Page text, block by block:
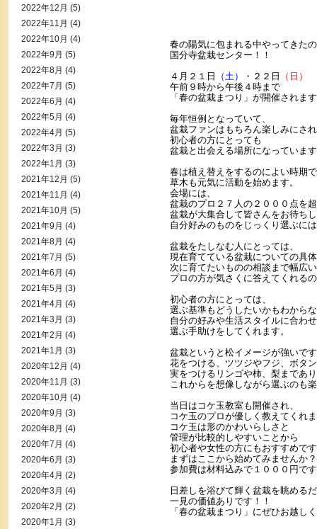
春の陽気に包まれる中やってきた
国分寺盆栽センター！！
４月２１日
（土） ・２２日
（日）
午前９時から午後４時まで
「春の盆栽まつり」が開催されま
毎年恒例となっていて、
盆栽ファンはもちろん楽しみにさ
初心者の方にとっても
盆栽と出会える場所になっていま
春は植え替えをするのによい時期
草木も元気に活動を始めます。
会場には、
盆栽のプロ２７人の２０００点を
盆栽が大集合して皆さんをお待ち
自分好みのものをじっくり選ぶに
盆栽をたしなむ人にとっては、
現在育てている盆栽についての具
次に育てたいものの相談まで幅広
プロの方が気さくに答えてくれる
初心者の方にとっては、
選ぶ基準もどうしたいかもわから
自分の好みや生活スタイルに合わ
選ぶ手助けをしてくれます。
盆栽というと松イメージが強いで
花をつける、ツツジやフジ、ボタ
実をつけるリンゴや柿、梨まであ
これからを想像しながら選ぶのも
当日はコケ玉教室も開催され、
コケ玉のプロが優しく教えてくれ
コケ玉は形のかわいらしさと
管理が比較的しやすいことから
初心者や女性の方にもおすすめで
まずはここから始めてみませんか？
参加費は材料込みで１０００円で
日差しを浴びて輝く盆栽を眺める
一見の価値ありです！！
「春の盆栽まつり」にぜひお越し
2022年12月 (5)
2022年11月 (4)
2022年10月 (4)
2022年9月 (5)
2022年8月 (4)
2022年7月 (5)
2022年6月 (4)
2022年5月 (4)
2022年4月 (5)
2022年3月 (3)
2022年1月 (3)
2021年12月 (5)
2021年11月 (4)
2021年10月 (5)
2021年9月 (4)
2021年8月 (4)
2021年7月 (5)
2021年6月 (4)
2021年5月 (3)
2021年4月 (4)
2021年3月 (3)
2021年2月 (4)
2021年1月 (3)
2020年12月 (4)
2020年11月 (3)
2020年10月 (4)
2020年9月 (3)
2020年8月 (4)
2020年7月 (4)
2020年6月 (3)
2020年4月 (2)
2020年3月 (4)
2020年2月 (2)
2020年1月 (3)